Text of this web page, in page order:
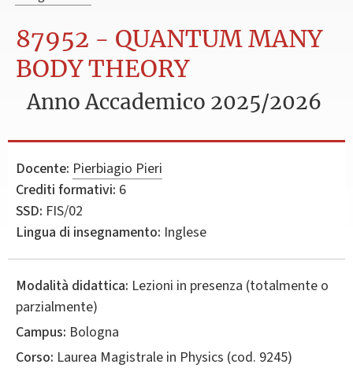
87952 - QUANTUM MANY
BODY THEORY
Anno Accademico 2025/2026
Docente: Pierbiagio Pieri
Crediti formativi: 6
SSD: FIS/02
Lingua di insegnamento: Inglese
Modalità didattica: Lezioni in presenza (totalmente o
parzialmente)
Campus: Bologna
Corso: Laurea Magistrale in Physics (cod. 9245)